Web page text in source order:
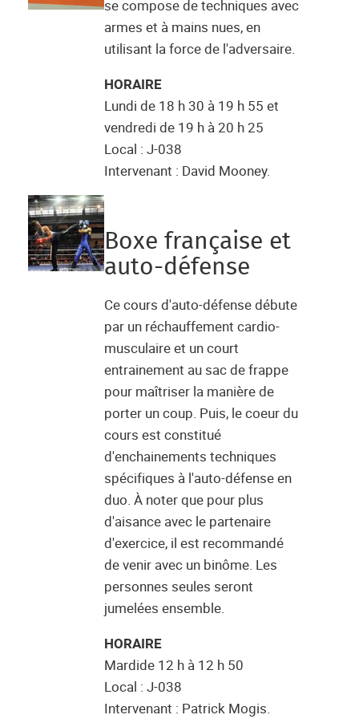
se compose de techniques avec
armes et à mains nues, en
utilisant la force de l'adversaire.
HORAIRE
Lundi de 18 h 30 à 19 h 55 et
vendredi de 19 h à 20 h 25
Local : J-038
Intervenant : David Mooney.
Boxe française et
auto-défense
Ce cours d'auto-défense débute
par un réchauffement cardio-
musculaire et un court
entrainement au sac de frappe
pour maîtriser la manière de
porter un coup. Puis, le coeur du
cours est constitué
d'enchainements techniques
spécifiques à l'auto-défense en
duo. À noter que pour plus
d'aisance avec le partenaire
d'exercice, il est recommandé
de venir avec un binôme. Les
personnes seules seront
jumelées ensemble.
HORAIRE
Mardide 12 h à 12 h 50
Local : J-038
Intervenant : Patrick Mogis.